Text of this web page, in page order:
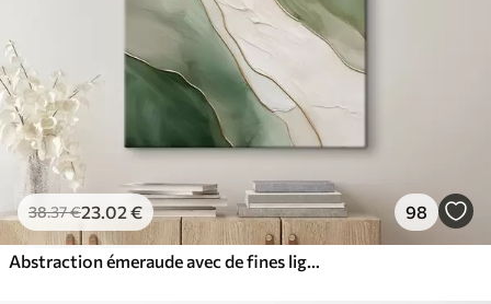
38.37€23.02 € 98
Abstraction émeraude avec de fines lignes jaunes